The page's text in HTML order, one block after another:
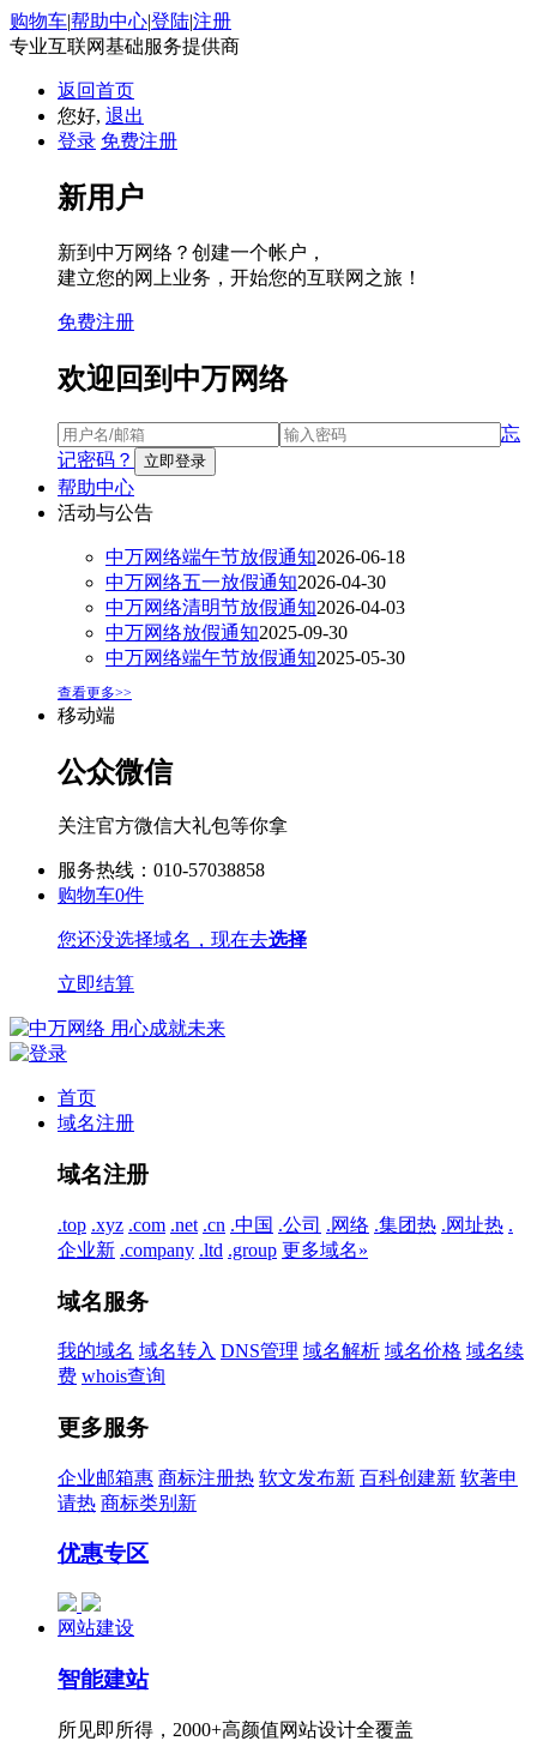
购物车|帮助中心|登陆|注册
专业互联网基础服务提供商
返回首页
您好, 退出
登录 免费注册
新用户
新到中万网络？创建一个帐户，
建立您的网上业务，开始您的互联网之旅！
免费注册
欢迎回到中万网络
忘
记密码？
帮助中心
活动与公告
中万网络端午节放假通知2026-06-18
中万网络五一放假通知2026-04-30
中万网络清明节放假通知2026-04-03
中万网络放假通知2025-09-30
中万网络端午节放假通知2025-05-30
查看更多>>
移动端
公众微信
关注官方微信大礼包等你拿
服务热线：010-57038858
购物车0件
您还没选择域名，现在去选择
立即结算
首页
域名注册
域名注册
.top .xyz .com .net .cn .中国 .公司 .网络 .集团热 .网址热 .
企业新 .company .ltd .group 更多域名»
域名服务
我的域名 域名转入 DNS管理 域名解析 域名价格 域名续
费 whois查询
更多服务
企业邮箱惠 商标注册热 软文发布新 百科创建新 软著申
请热 商标类别 新
优惠专区
网站建设
智能建站
所见即所得，2000+高颜值网站设计全覆盖